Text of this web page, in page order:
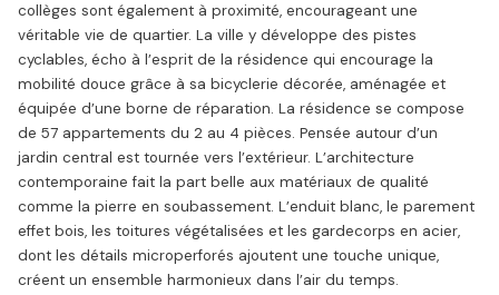
collèges sont également à proximité, encourageant une
véritable vie de quartier. La ville y développe des pistes
cyclables, écho à l’esprit de la résidence qui encourage la
mobilité douce grâce à sa bicyclerie décorée, aménagée et
équipée d’une borne de réparation. La résidence se compose
de 57 appartements du 2 au 4 pièces. Pensée autour d’un
jardin central est tournée vers l’extérieur. L’architecture
contemporaine fait la part belle aux matériaux de qualité
comme la pierre en soubassement. L’enduit blanc, le parement
effet bois, les toitures végétalisées et les gardecorps en acier,
dont les détails microperforés ajoutent une touche unique,
créent un ensemble harmonieux dans l’air du temps.